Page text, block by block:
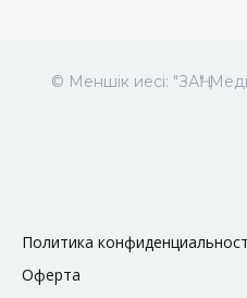
© Меншік иесі: "ЗАҢ"
Политика
Оферта